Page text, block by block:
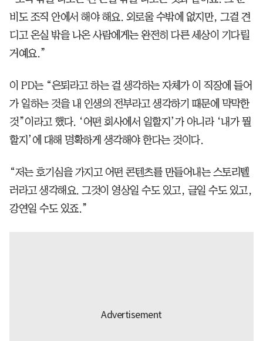
비도 조직 안에서 해야 해요. 외로울 수밖에 없지만, 그걸 견
디고 온실 밖을 나온 사람에게는 완전히 다른 세상이 기다릴
거예요.”
이 PD는 “은퇴라고 하는 걸 생각하는 자체가 이 직장에 들어
가 일하는 것을 내 인생의 전부라고 생각하기 때문에 막막한
것”이라고 했다. ‘어떤 회사에서 일할지’가 아니라 ‘내가 뭘
할지’에 대해 명확하게 생각해야 한다는 것이다.
“저는 호기심을 가지고 어떤 콘텐츠를 만들어내는 스토리텔
러라고 생각해요. 그것이 영상일 수도 있고, 글일 수도 있고,
강연일 수도 있죠.”